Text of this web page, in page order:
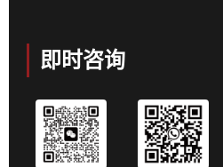
即时咨询